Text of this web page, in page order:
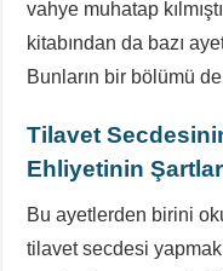
vahye muhatap
kitabından da bazı
Bunların bir bölümü
Tilavet
Ehliyetinin
Bu ayetlerden birini
tilavet secdesi